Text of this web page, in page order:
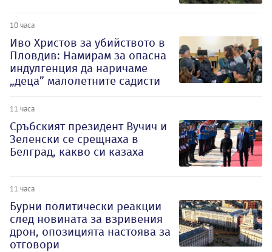
10 часа
Иво Христов за убийството в
Пловдив: Намирам за опасна
индулгенция да наричаме
„деца” малолетните садисти
11 часа
Сръбският президент Вучич и
Зеленски се срещнаха в
Белград, какво си казаха
11 часа
Бурни политически реакции
след новината за взривения
дрон, опозицията настоява за
отговори